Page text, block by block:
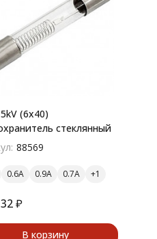
(6x40)
стеклянный
88569
0.6A 0.9A 0.7A
32 ₽
В корзину